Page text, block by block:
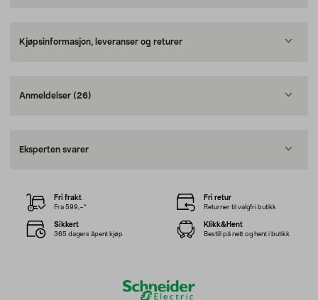
Kjøpsinformasjon, leveranser og returer
Anmeldelser (26)
Eksperten svarer
Fri frakt
Fra 599,–*
Fri retur
Returner til valgfri butikk
Sikkert
365 dagers åpent kjøp
Klikk&Hent
Bestill på nett og hent i butikk